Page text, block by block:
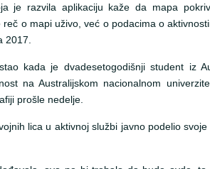
je razvila aplikaciju kaže da mapa
o mapi uživo, već o podacima o
2017.
kada je dvadesetogodišnji student iz
na Australijskom nacionalnom
prošle nedelje.
lica u aktivnoj službi javno podelio